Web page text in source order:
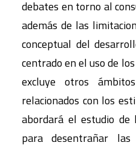
debates en torno al
además de las
conceptual del
centrado en el uso de
excluye otros
relacionados con los
abordará el estudio de
para desentrañar las